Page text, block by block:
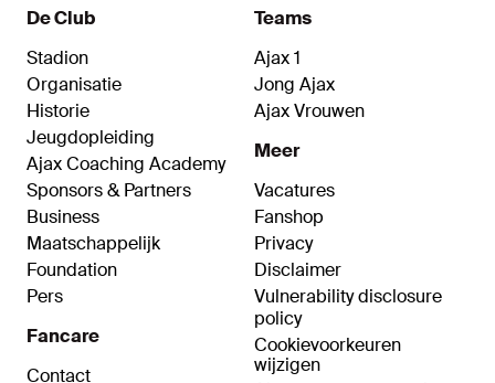
De Club
Stadion
Organisatie
Historie
Jeugdopleiding
Ajax Coaching Academy
Sponsors & Partners
Business
Maatschappelijk
Foundation
Pers
Fancare
Contact
Teams
Ajax 1
Jong Ajax
Ajax Vrouwen
Meer
Vacatures
Fanshop
Privacy
Disclaimer
Vulnerability disclosure
policy
Cookievoorkeuren
wijzigen